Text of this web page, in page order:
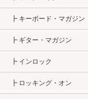
┣ キーボード・マガジン
┣ ギター・マガジン
┣ インロック
┣ ロッキング・オン